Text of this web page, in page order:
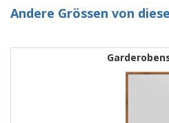
Andere Grössen von